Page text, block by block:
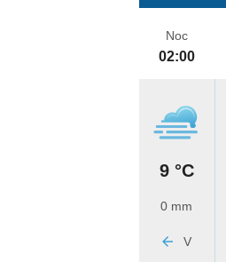
Noc
02:00
9 °C
0 mm
V